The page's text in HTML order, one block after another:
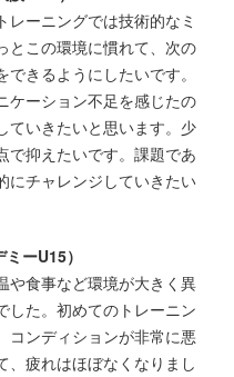
レーニングでは技術的なミ
とこの環境に慣れて、次の
きるようにしたいです。
ケーション不足を感じたの
ていきたいと思います。少
で抑えたいです。課題であ
にチャレンジしていきたい
ーU15）
や食事など環境が大きく異
した。初めてのトレーニン
コンディションが非常に悪
、疲れはほぼなくなりまし